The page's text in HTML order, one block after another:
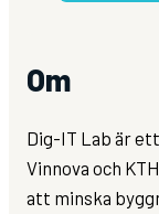
Om
Dig-IT Lab är
Vinnova och
att minska